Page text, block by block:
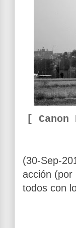
[ Canon
(30-Sep-
acción (por
todos con